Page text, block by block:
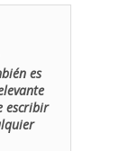
es
escribir